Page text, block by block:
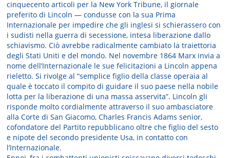
cinquecento articoli per la New York Tribune, il giornale
preferito di Lincoln — condusse con la sua Prima
Internazionale per impedire che gli inglesi si schierassero con
i sudisti nella guerra di secessione, intesa liberazione dallo
schiavismo. Ciò avrebbe radicalmente cambiato la traiettoria
degli Stati Uniti e del mondo. Nel novembre 1864 Marx invia a
nome dell’Internazionale le sue felicitazioni a Lincoln appena
rieletto. Si rivolge al “semplice figlio della classe operaia al
quale è toccato il compito di guidare il suo paese nella nobile
lotta per la liberazione di una massa asservita”. Lincoln gli
risponde molto cordialmente attraverso il suo ambasciatore
alla Corte di San Giacomo, Charles Francis Adams senior,
cofondatore del Partito repubblicano oltre che figlio del sesto
e nipote del secondo presidente Usa, in contatto con
l’Internazionale.